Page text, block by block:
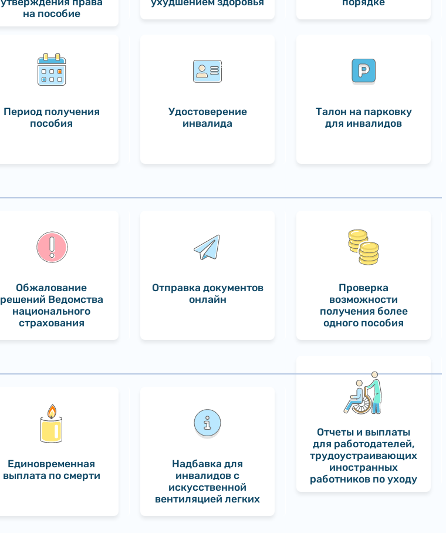
на пособие
Период получения
пособия
Удостоверение
инвалида
Талон на парковку
для инвалидов
Обжалование
решений Ведомства
национального
страхования
Отправка документов
онлайн
Проверка
возможности
получения более
одного пособия
Единовременная
выплата по смерти
Надбавка для
инвалидов с
искусственной
вентиляцией легких
Отчеты и выплаты
для работодателей,
трудоустраивающих
иностранных
работников по уходу